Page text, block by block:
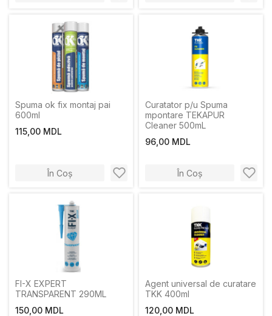
Spuma ok fix montaj pai
600ml
115,00 MDL
În Coș
Curatator p/u Spuma
mpontare TEKAPUR
Cleaner 500mL
96,00 MDL
În Coș
FI-X EXPERT
TRANSPARENT 290ML
150,00 MDL
Agent universal de curatare
TKK 400ml
120,00 MDL